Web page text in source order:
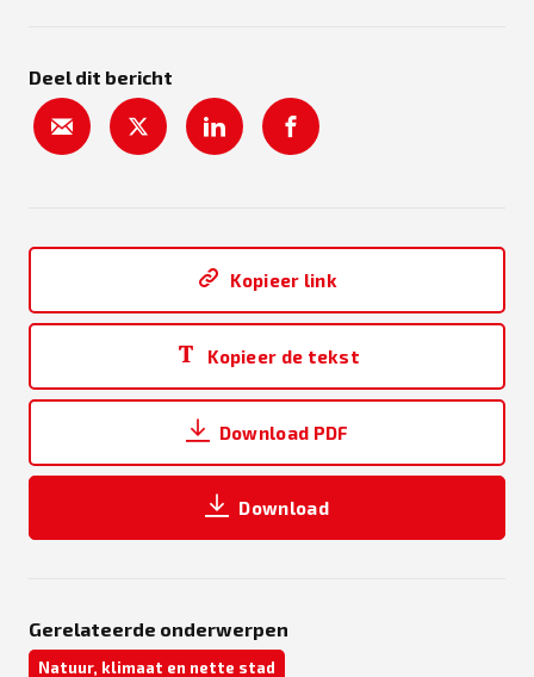
Deel dit bericht
Kopieer link
Kopieer de tekst
Download PDF
Download
Gerelateerde onderwerpen
Natuur, klimaat en nette stad